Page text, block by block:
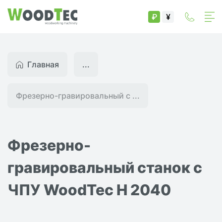
₽ ¥
Главная
Фрезерно-гравировальный с ...
...
Фрезерно-
гравировальный станок с
ЧПУ WoodTec H 2040